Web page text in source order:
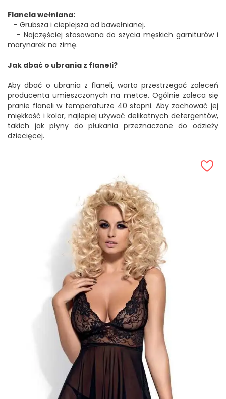
Flanela wełniana:
- Grubsza i cieplejsza od bawełnianej.
- Najczęściej stosowana do szycia męskich garniturów i
marynarek na zimę.
Jak dbać o ubrania z flaneli?
Aby dbać o ubrania z flaneli, warto przestrzegać zaleceń
producenta umieszczonych na metce. Ogólnie zaleca się
pranie flaneli w temperaturze 40 stopni. Aby zachować jej
miękkość i kolor, najlepiej używać delikatnych detergentów,
takich jak płyny do płukania przeznaczone do odzieży
dziecięcej.